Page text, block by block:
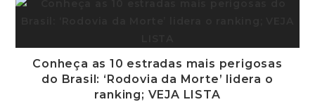
Conheça as 10 estradas mais perigosas
do Brasil: ‘Rodovia da Morte’ lidera o
ranking; VEJA LISTA